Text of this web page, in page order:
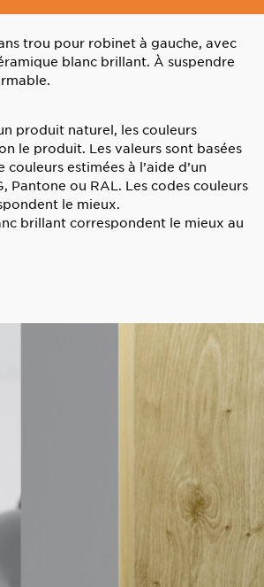
trou pour robinet à gauche, avec
blanc brillant. À suspendre
produit naturel, les couleurs
le produit. Les valeurs sont basées
couleurs estimées à l’aide d’un
Pantone ou RAL. Les codes couleurs
le mieux.
brillant correspondent le mieux au